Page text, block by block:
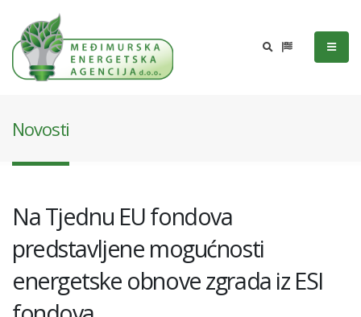
Novosti
Na Tjednu EU fondova
predstavljene mogućnosti
energetske obnove zgrada iz ESI